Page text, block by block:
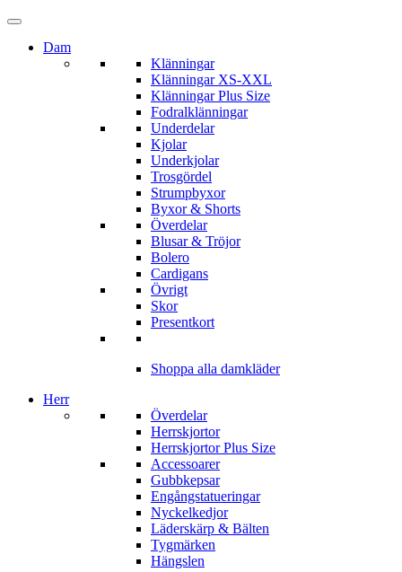
Dam
Klänningar
Klänningar XS-XXL
Klänningar Plus Size
Fodralklänningar
Underdelar
Kjolar
Underkjolar
Trosgördel
Strumpbyxor
Byxor & Shorts
Överdelar
Blusar & Tröjor
Bolero
Cardigans
Övrigt
Skor
Presentkort
Shoppa alla damkläder
Herr
Överdelar
Herrskjortor
Herrskjortor Plus Size
Accessoarer
Gubbkepsar
Engångstatueringar
Nyckelkedjor
Läderskärp & Bälten
Tygmärken
Hängslen